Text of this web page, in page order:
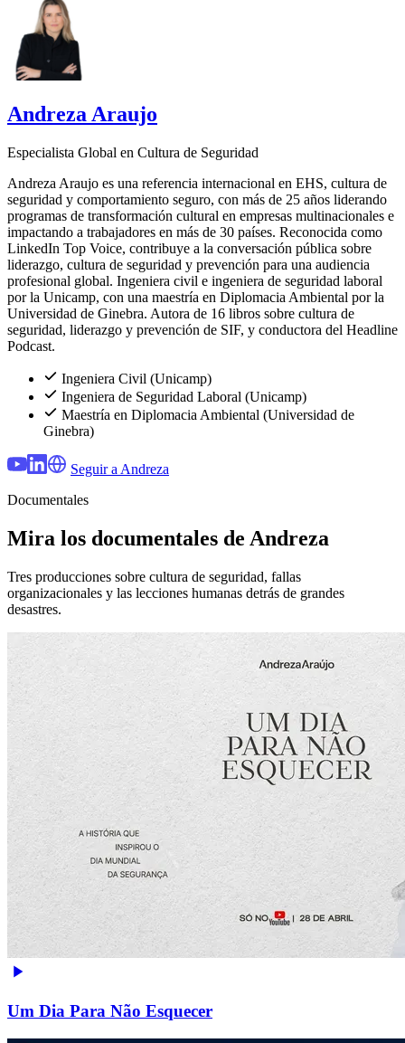
Andreza Araujo
Especialista Global en Cultura de Seguridad
Andreza Araujo es una referencia internacional en EHS, cultura de
seguridad y comportamiento seguro, con más de 25 años liderando
programas de transformación cultural en empresas multinacionales e
impactando a trabajadores en más de 30 países. Reconocida como
LinkedIn Top Voice, contribuye a la conversación pública sobre
liderazgo, cultura de seguridad y prevención para una audiencia
profesional global. Ingeniera civil e ingeniera de seguridad laboral
por la Unicamp, con una maestría en Diplomacia Ambiental por la
Universidad de Ginebra. Autora de 16 libros sobre cultura de
seguridad, liderazgo y prevención de SIF, y conductora del Headline
Podcast.
Ingeniera Civil (Unicamp)
Ingeniera de Seguridad Laboral (Unicamp)
Maestría en Diplomacia Ambiental (Universidad de
Ginebra)
Seguir a Andreza
Documentales
Mira los documentales de Andreza
Tres producciones sobre cultura de seguridad, fallas
organizacionales y las lecciones humanas detrás de grandes
desastres.
Um Dia Para Não Esquecer